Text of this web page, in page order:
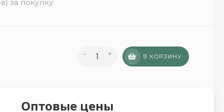
за покупку
- + В КОРЗИНУ
Оптовые цены